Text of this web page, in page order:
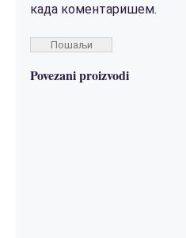
када коментаришем.
Povezani proizvodi